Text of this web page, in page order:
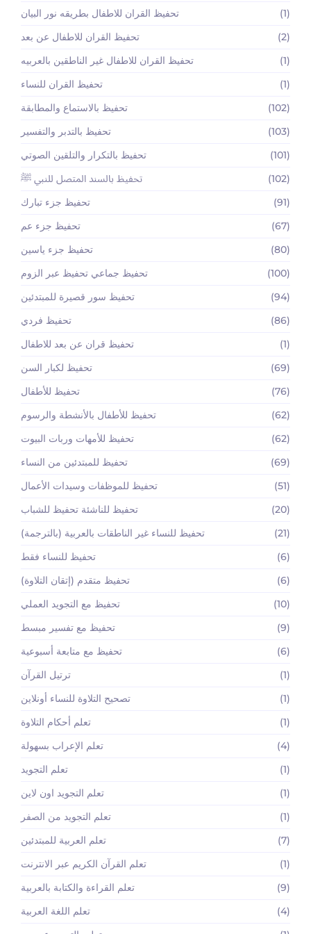
تحفيظ القران للاطفال بطريقه نور البيان
(1)
تحفيظ القران للاطفال عن بعد
(2)
تحفيظ القران للاطفال غير الناطقين بالعربيه
(1)
تحفيظ القران للنساء
(1)
تحفيظ بالاستماع والمطابقة
(102)
تحفيظ بالتدبر والتفسير
(103)
تحفيظ بالتكرار والتلقين الصوتي
(101)
تحفيظ بالسند المتصل للنبي ﷺ
(102)
تحفيظ جزء تبارك
(91)
تحفيظ جزء عم
(67)
تحفيظ جزء ياسين
(80)
تحفيظ جماعي تحفيظ عبر الزوم
(100)
تحفيظ سور قصيرة للمبتدئين
(94)
تحفيظ فردي
(86)
تحفيظ قران عن بعد للاطفال
(1)
تحفيظ لكبار السن
(69)
تحفيظ للأطفال
(76)
تحفيظ للأطفال بالأنشطة والرسوم
(62)
تحفيظ للأمهات وربات البيوت
(62)
تحفيظ للمبتدئين من النساء
(69)
تحفيظ للموظفات وسيدات الأعمال
(51)
تحفيظ للناشئة تحفيظ للشباب
(20)
تحفيظ للنساء غير الناطقات بالعربية (بالترجمة)
(21)
تحفيظ للنساء فقط
(6)
تحفيظ متقدم (إتقان التلاوة)
(6)
تحفيظ مع التجويد العملي
(10)
تحفيظ مع تفسير مبسط
(9)
تحفيظ مع متابعة أسبوعية
(6)
ترتيل القرآن
(1)
تصحيح التلاوة للنساء أونلاين
(1)
تعلم أحكام التلاوة
(1)
تعلم الإعراب بسهولة
(4)
تعلم التجويد
(1)
تعلم التجويد اون لاين
(1)
تعلم التجويد من الصفر
(1)
تعلم العربية للمبتدئين
(7)
تعلم القرآن الكريم عبر الانترنت
(1)
تعلم القراءة والكتابة بالعربية
(9)
تعلم اللغة العربية
(4)